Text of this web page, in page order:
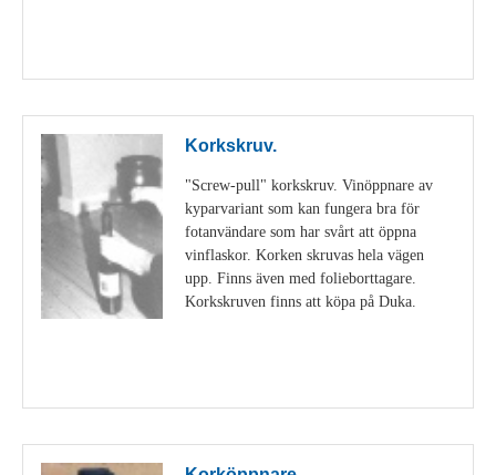
Korkskruv.
"Screw-pull" korkskruv. Vinöppnare av
kyparvariant som kan fungera bra för
fotanvändare som har svårt att öppna
vinflaskor. Korken skruvas hela vägen
upp. Finns även med folieborttagare.
Korkskruven finns att köpa på Duka.